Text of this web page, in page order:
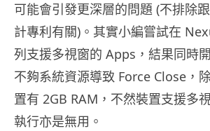
可能會引發更深層的問題 (不排除
計專利有關)。其實小編嘗試在
列支援多視窗的 Apps，結果同時
不夠系統資源導致 Force Close，
置有 2GB RAM，不然裝置支援多
執行亦是無用。